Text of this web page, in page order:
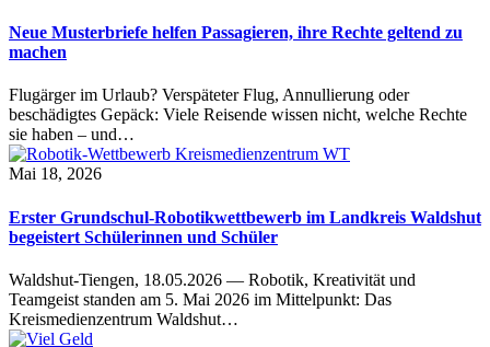
Neue Musterbriefe helfen Passagieren, ihre Rechte geltend zu
machen
Flugärger im Urlaub? Verspäteter Flug, Annullierung oder
beschädigtes Gepäck: Viele Reisende wissen nicht, welche Rechte
sie haben – und…
Mai 18, 2026
Erster Grundschul-Robotikwettbewerb im Landkreis Waldshut
begeistert Schülerinnen und Schüler
Waldshut-Tiengen, 18.05.2026 — Robotik, Kreativität und
Teamgeist standen am 5. Mai 2026 im Mittelpunkt: Das
Kreismedienzentrum Waldshut…